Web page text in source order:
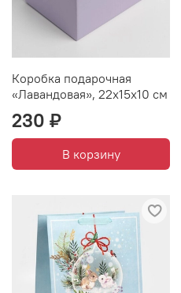
Коробка подарочная
«Лавандовая», 22х15х10 см
230 ₽
В корзину